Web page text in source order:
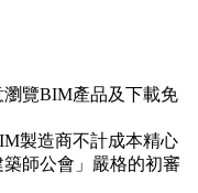
覽BIM產品及下載免
製造商不計成本精心
師公會」嚴格的初審